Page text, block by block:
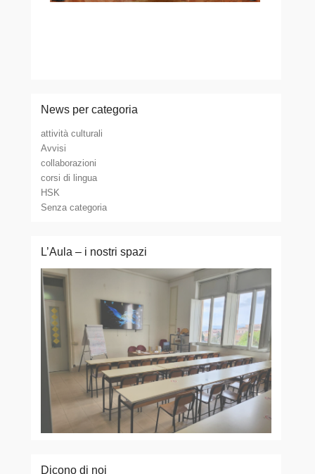
News per categoria
attività culturali
Avvisi
collaborazioni
corsi di lingua
HSK
Senza categoria
L’Aula – i nostri spazi
Dicono di noi